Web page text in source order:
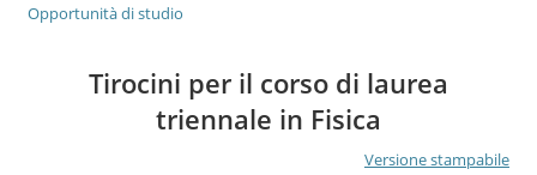
Opportunità di studio
Tirocini per il corso di laurea
triennale in Fisica
Versione stampabile